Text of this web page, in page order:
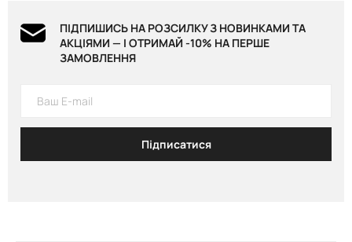
ПІДПИШИСЬ НА РОЗСИЛКУ З НОВИНКАМИ ТА
АКЦІЯМИ — І ОТРИМАЙ -10% НА ПЕРШЕ
ЗАМОВЛЕННЯ
Підписатися